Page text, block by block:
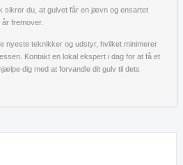
sikrer du, at gulvet får en jævn og ensartet
fremover.
nyeste teknikker og udstyr, hvilket minimerer
Kontakt en lokal ekspert i dag for at få et
dig med at forvandle dit gulv til dets